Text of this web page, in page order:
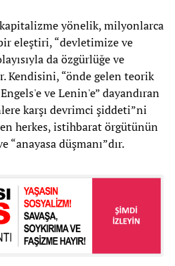
yönelik, milyonlarca
eleştiri, “devletimize ve
da özgürlüğe ve
Kendisini, “önde gelen teorik
ve Lenin'e” dayandıran
karşı devrimci şiddeti”ni
herkes, istihbarat örgütünün
“anayasa düşmanı”dır.